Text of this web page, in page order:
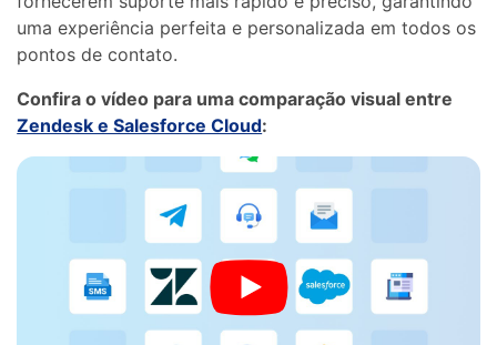
uma experiência perfeita e personalizada em todos os
pontos de contato.
Confira o vídeo para uma comparação visual entre
Zendesk e Salesforce Cloud: